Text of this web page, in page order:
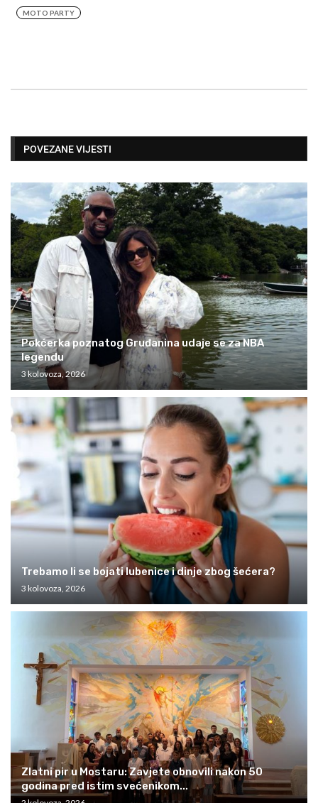
MOTO PARTY
POVEZANE VIJESTI
Pokćerka poznatog Gruđanina udaje se za NBA
legendu
3 kolovoza, 2026
Trebamo li se bojati lubenice i dinje zbog šećera?
3 kolovoza, 2026
Zlatni pir u Mostaru: Zavjete obnovili nakon 50
godina pred istim svećenikom...